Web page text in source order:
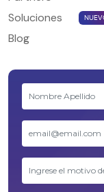
Soluciones
Blog